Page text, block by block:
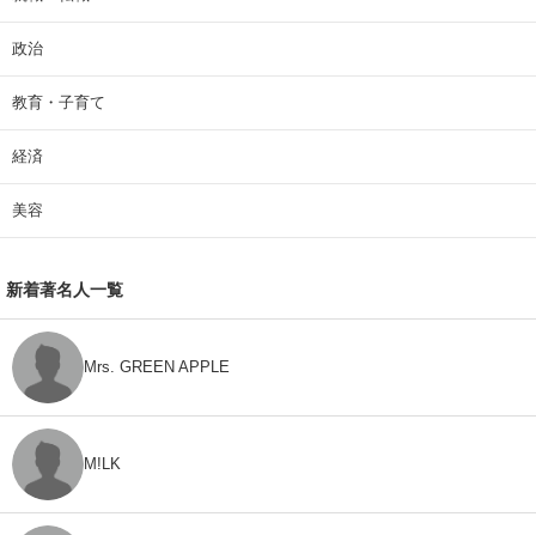
政治
教育・子育て
経済
美容
新着著名人一覧
Mrs. GREEN APPLE
M!LK